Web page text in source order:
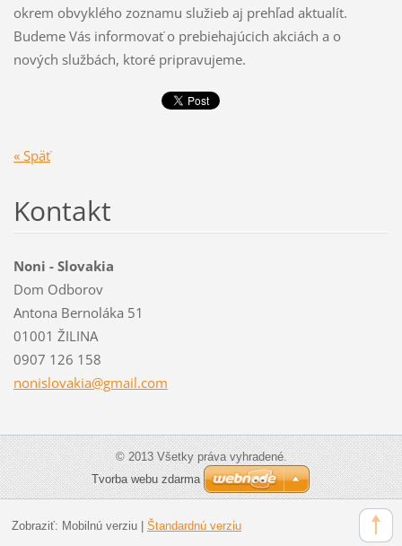
okrem obvyklého zoznamu služieb aj prehľad aktualít.
Budeme Vás informovať o prebiehajúcich akciách a o
nových službách, ktoré pripravujeme.
« Späť
Kontakt
Noni - Slovakia
Dom Odborov
Antona Bernoláka 51
01001 ŽILINA
0907 126 158
nonislovakia@gmail.com
© 2013 Všetky práva vyhradené.
Tvorba webu zdarma
Zobraziť: Mobilnú verziu| Štandardnú verziu